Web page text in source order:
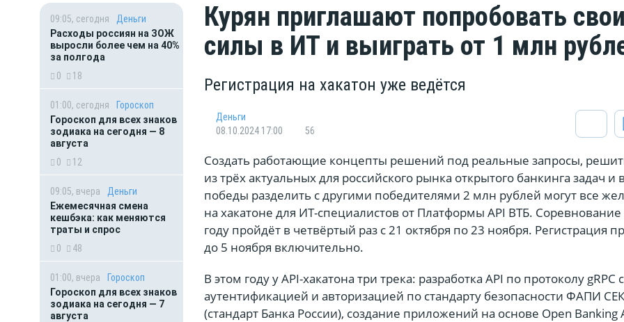
09:05, сегодня
Деньги
Расходы россиян на ЗОЖ
выросли более чем на 40%
за полгода
0
18
01:00, сегодня
Гороскоп
Гороскоп для всех знаков
зодиака на сегодня — 8
августа
0
12
09:05, вчера
Деньги
Ежемесячная смена
кешбэка: как меняются
траты и спрос
0
48
01:00, вчера
Гороскоп
Гороскоп для всех знаков
зодиака на сегодня — 7
августа
Курян приглашают попробовать свои
силы в ИТ и выиграть от 1 млн
Регистрация на хакатон уже ведётся
Деньги
08.10.2024 17:00
56
Создать работающие концепты решений под реальные запросы,
из трёх актуальных для российского рынка открытого банкинга задач и
победы разделить с другими победителями 2 млн рублей могут все
на хакатоне для ИТ-специалистов от Платформы API ВТБ.
году пройдёт в четвёртый раз с 21 октября по 23 ноября. Регистрация
до 5 ноября включительно.
В этом году у API-хакатона три трека: разработка API по протоколу gRPC с
аутентификацией и авторизацией по стандарту безопасности ФАПИ СЕК
(стандарт Банка России), создание приложений на основе Open Banking